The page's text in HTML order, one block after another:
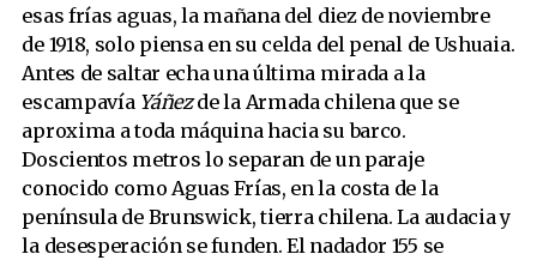
esas frías aguas, la mañana del diez de noviembre
de 1918, solo piensa en su celda del penal de Ushuaia.
Antes de saltar echa una última mirada a la
escampavía Yáñezde la Armada chilena que se
aproxima a toda máquina hacia su barco.
Doscientos metros lo separan de un paraje
conocido como Aguas Frías, en la costa de la
península de Brunswick, tierra chilena. La audacia y
la desesperación se funden. El nadador 155 se